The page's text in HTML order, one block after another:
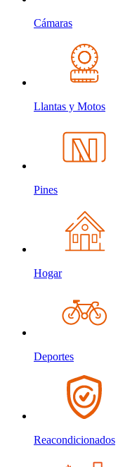
Cámaras
Llantas y Motos
Pines
Hogar
Deportes
Reacondicionados